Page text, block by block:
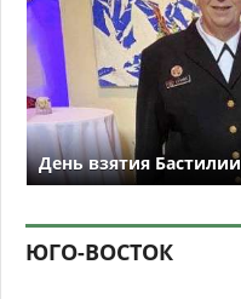
День взятия Бастилии
ЮГО-ВОСТОК